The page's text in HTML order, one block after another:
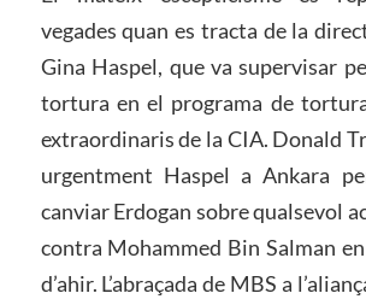
vegades quan es tracta de la
Gina Haspel, que va supervisar
tortura en el programa de
extraordinaris de la CIA. Donald
urgentment Haspel a Ankara
canviar Erdogan sobre qualsevol
contra Mohammed Bin Salman
d’ahir. L’abraçada de MBS a